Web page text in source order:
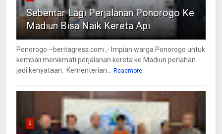
Sebentar Lagi Perjalanan Ponorogo Ke
Madiun Bisa Naik Kereta Api
Ponorogo –beritagress.com ,- Impian warga Ponorogo untuk
kembali menikmati perjalanan kereta ke Madiun perlahan
jadi kenyataan. Kementerian... Readmore
2